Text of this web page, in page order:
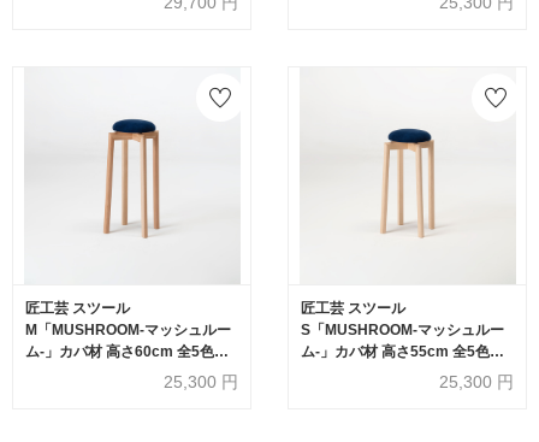
匠工芸 スツール
M「MUSHROOM-マッシュルー
ム-」カバ材 高さ60cm 全5色
25,300 円
匠工芸 スツール
S「MUSHROOM-マッシュルー
ム-」カバ材 高さ55cm 全5色
25,300 円